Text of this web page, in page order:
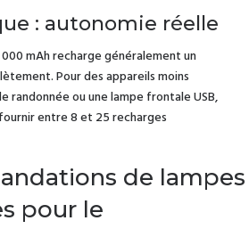
: autonomie réelle
mAh recharge généralement un
Pour des appareils moins
randonnée ou une lampe frontale USB,
entre 8 et 25 recharges
de lampes
pour le